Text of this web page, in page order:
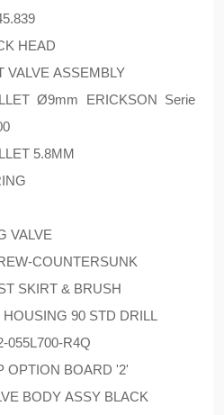
HEAD
VALVE ASSEMBLY
Ø9mm ERICKSON Serie
5.8MM
VALVE
COUNTERSUNK
SKIRT & BRUSH
HOUSING 90 STD DRILL
055L700-R4Q
OPTION BOARD '2'
BODY ASSY BLACK